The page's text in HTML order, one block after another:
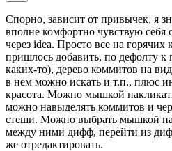
Спорно, зависит от привычек, я
вполне комфортно чувствую себя
через idea. Просто все на
пришлось добавить, по дефолту к
каких-то), дерево коммитов на
в нем можно искать и т.п., плюс
красота. Можно мышкой
можно навыделять коммитов и
стеши. Можно выбрать мышкой
между ними дифф, перейти из
же отредактировать.